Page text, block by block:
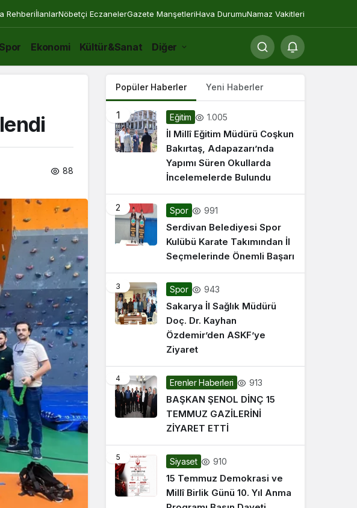
RehberiİlanlarNöbetçi EczanelerGazete ManşetleriHava DurumuNamaz Vakitleri
Spor Ekonomi Kültür&Sanat Diğer
88
Popüler Haberler Yeni Haberler
1 Eğitim 1.005
İl Millî Eğitim Müdürü Coşkun
Bakırtaş, Adapazarı’nda
Yapımı Süren Okullarda
İncelemelerde Bulundu
2 Spor 991
Serdivan Belediyesi Spor
Kulübü Karate Takımından İl
Seçmelerinde Önemli Başarı
3 Spor 943
Sakarya İl Sağlık Müdürü
Doç. Dr. Kayhan
Özdemir’den ASKF’ye
Ziyaret
4 Erenler Haberleri 913
BAŞKAN ŞENOL DİNÇ 15
TEMMUZ GAZİLERİNİ
ZİYARET ETTİ
5 Siyaset 910
15 Temmuz Demokrasi ve
Millî Birlik Günü 10. Yıl Anma